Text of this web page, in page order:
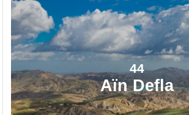
44
Aïn Defla